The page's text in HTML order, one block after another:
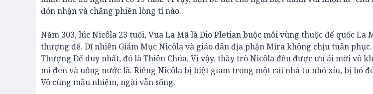
đón nhận và chẳng phiền lòng tí nào.
Năm 303, lúc Nicôla 23 tuổi, Vua La Mã là Dio Pletian buộc mỗi vùng thuộc đế quốc La
thượng đế. Dĩ nhiên Giám Mục Nicôla và giáo dân địa phận Mira không chịu tuân
Thượng Ðế duy nhất, đó là Thiên Chúa. Vì vậy, thầy trò Nicôla đều được ưu ái mời vô
mì đen và uống nước lã. Riêng Nicôla bị biệt giam trong một cái nhà tù nhỏ xíu, bị bỏ
Vô cùng mầu nhiệm, ngài vẫn sống.